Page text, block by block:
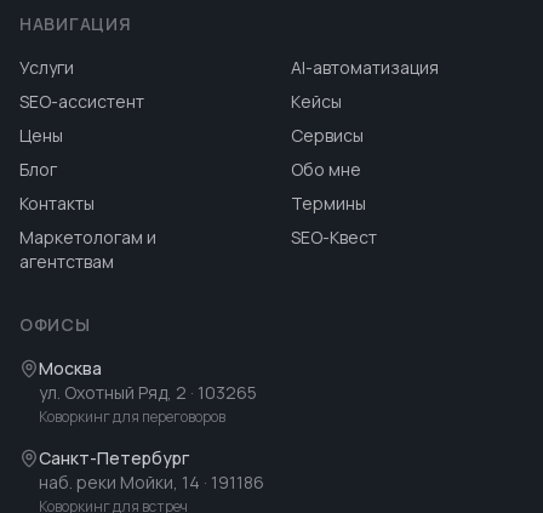
НАВИГАЦИЯ
Услуги
AI-автоматизация
SEO-ассистент
Кейсы
Цены
Сервисы
Блог
Обо мне
Контакты
Термины
Маркетологам и
агентствам
SEO-Квест
ОФИСЫ
Москва
ул. Охотный Ряд, 2 · 103265
Коворкинг для переговоров
Санкт-Петербург
наб. реки Мойки, 14 · 191186
Коворкинг для встреч